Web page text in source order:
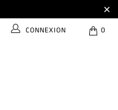
0
CONNEXION